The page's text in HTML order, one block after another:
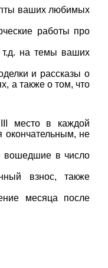
ваших любимых
работы про
т.д. на темы ваших
и рассказы о
а также о том, что
место в каждой
окончательным, не
вошедшие в число
взнос, также
месяца после